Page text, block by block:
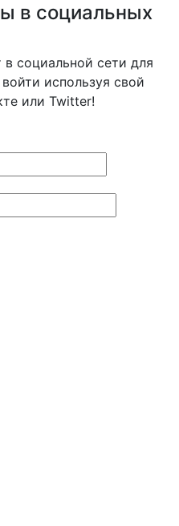
в социальных
в социальной сети для
используя свой
или Twitter!